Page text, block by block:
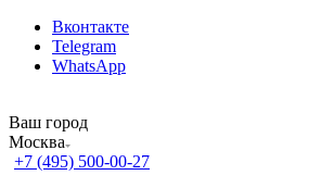
Вконтакте
Telegram
WhatsApp
Ваш город
Москва
+7 (495) 500-00-27